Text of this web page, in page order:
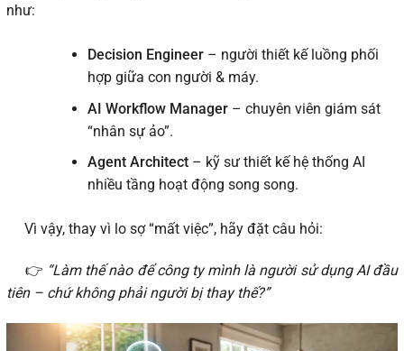
như:
Decision Engineer– người thiết kế luồng phối
hợp giữa con người & máy.
AI Workflow Manager– chuyên viên giám sát
“nhân sự ảo”.
Agent Architect– kỹ sư thiết kế hệ thống AI
nhiều tầng hoạt động song song.
Vì vậy, thay vì lo sợ “mất việc”, hãy đặt câu hỏi:
👉 “Làm thế nào để công ty mình là người sử dụng AI đầu
tiên – chứ không phải người bị thay thế?”